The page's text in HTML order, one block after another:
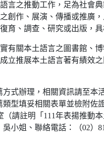
言之推動工作，足為社會典
創作、展演、傳播或推廣，
育、調查、研究或出版，具
有關本土語言之圖書館、
立推展本土語言著有績效
方式辦理，相關資訊請至本
型填妥相關表單並檢附佐
（請註明「111年表揚推動
小姐、聯絡電話：（02）